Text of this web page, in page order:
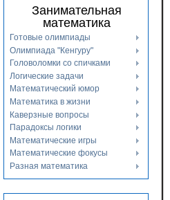
Занимательная
математика
Готовые олимпиады
Олимпиада "Кенгуру"
Головоломки со спичками
Логические задачи
Математический юмор
Математика в жизни
Каверзные вопросы
Парадоксы логики
Математические игры
Математические фокусы
Разная математика